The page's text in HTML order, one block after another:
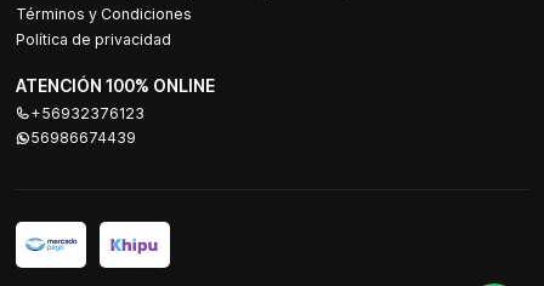
Términos y Condiciones
Política de privacidad
ATENCIÓN 100% ONLINE
+56932376123
56986674439